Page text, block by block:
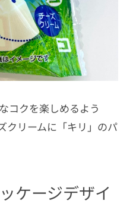
コクを楽しめるよう
クリームに「キリ」のパ
ケージデザイ